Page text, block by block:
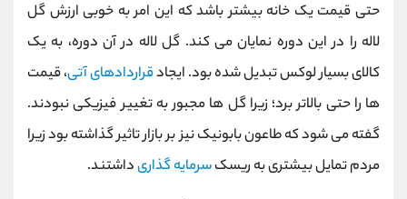
حتی قیمت یک خانه بیشتر باشد که این امر به خوبی ارزش گل
لاله را در این دوره نمایان می کند. گل لاله در آن دوره، به یک
کالای بسیار لوکس تبدیل شده بود. ایجادقراردادهای آتی، قیمت
‌ها را حتی بالاتر برد؛ زیرا گل‌ ها مجبور به تغییر فیزیکی نبودند.
گفته می ‌شود که طاعون بابونیک نیز بر بازار تاثیر گذاشته بود زیرا
مردم تمایل بیشتری به ریسکسرمایه گذاریداشتند.